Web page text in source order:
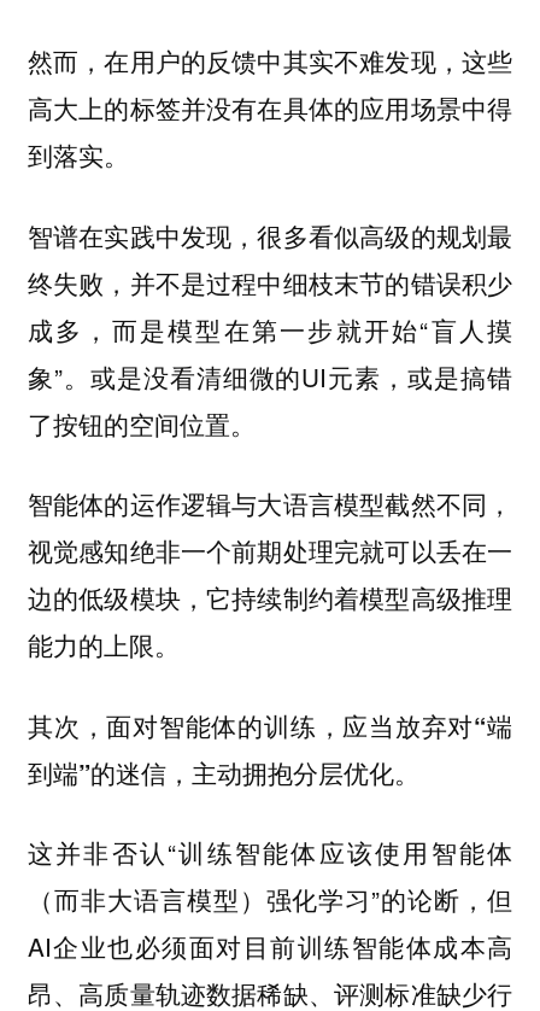
然而，在用户的反馈中其实不难发现，这些
高大上的标签并没有在具体的应用场景中得
到落实。
智谱在实践中发现，很多看似高级的规划最
终失败，并不是过程中细枝末节的错误积少
成多，而是模型在第一步就开始“盲人摸
象”。或是没看清细微的UI元素，或是搞错
了按钮的空间位置。
智能体的运作逻辑与大语言模型截然不同，
视觉感知绝非一个前期处理完就可以丢在一
边的低级模块，它持续制约着模型高级推理
能力的上限。
其次，面对智能体的训练，应当放弃对“端
到端”的迷信，主动拥抱分层优化。
这并非否认“训练智能体应该使用智能体
（而非大语言模型）强化学习”的论断，但
AI企业也必须面对目前训练智能体成本高
昂、高质量轨迹数据稀缺、评测标准缺少行